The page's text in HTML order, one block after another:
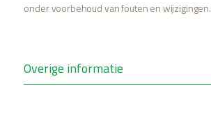
onder voorbehoud van fouten en wijzigingen.
Overige informatie